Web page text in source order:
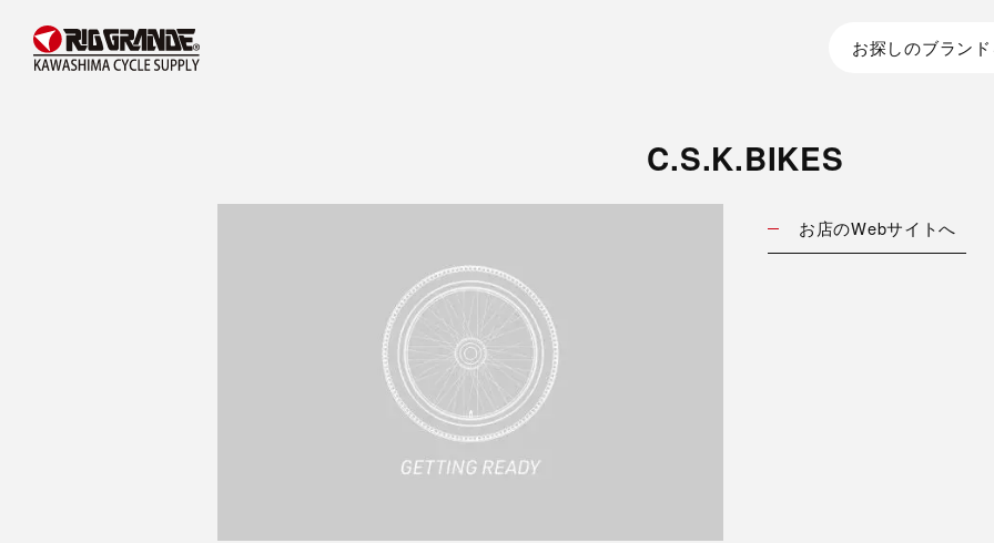
お探しのブラン
C.S.K.BIKES
お店のWebサイトへ